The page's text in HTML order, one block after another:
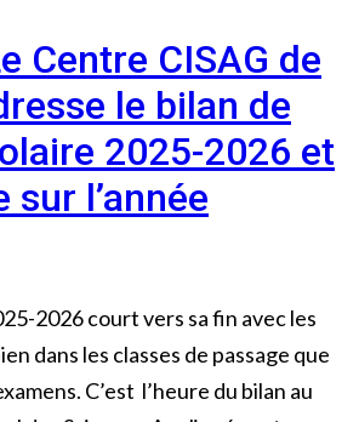
Centre CISAG de
le bilan de
2025-2026 et
l’année
2026 court vers sa fin avec les
dans les classes de passage que
C’est l’heure du bilan au